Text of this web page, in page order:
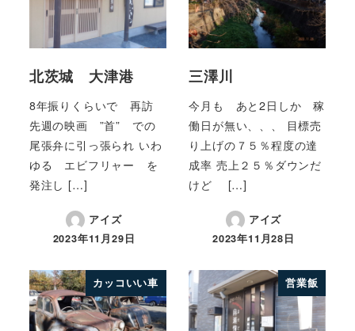
北茨城 大津港
8年振りくらいで 再訪
先週の映画 ”首” での
尾張弁に引っ張られ いわ
ゆる エビフリャー を
発注し […]
アイズ
2023年11月29日
三澤川
今月も あと2日しか 稼
働日が無い、、、 目標売
り上げの７５％程度の達
成率 売上２５％ダウンだ
けど […]
アイズ
2023年11月28日
カッコいい車 営業飯